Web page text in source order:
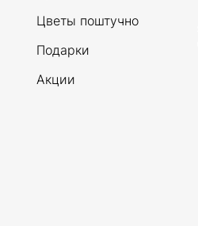
Цветы поштучно
Подарки
Акции